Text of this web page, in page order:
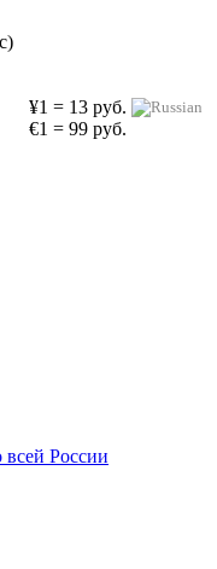
¥1 = 13 руб.
€1 = 99 руб.
России